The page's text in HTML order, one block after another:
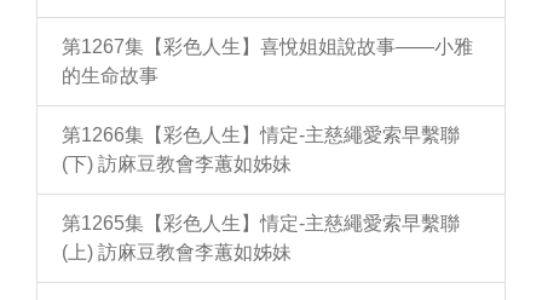
第1267集【彩色人生】喜悅姐姐說故事——小雅
的生命故事
第1266集【彩色人生】情定-主慈繩愛索早繫聯
(下) 訪麻豆教會李蕙如姊妹
第1265集【彩色人生】情定-主慈繩愛索早繫聯
(上) 訪麻豆教會李蕙如姊妹